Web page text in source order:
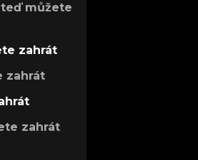
můžete
zahrát
zahrát
zahrát